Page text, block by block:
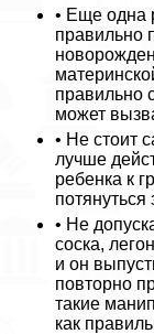
• Еще одна
правильно
правильно
может
• Не стоит
лучше
ребенка к
• Не
соска,
и он
повторно
такие
как